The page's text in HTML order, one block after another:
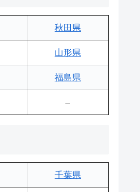
秋田県
山形県
福島県
–
千葉県